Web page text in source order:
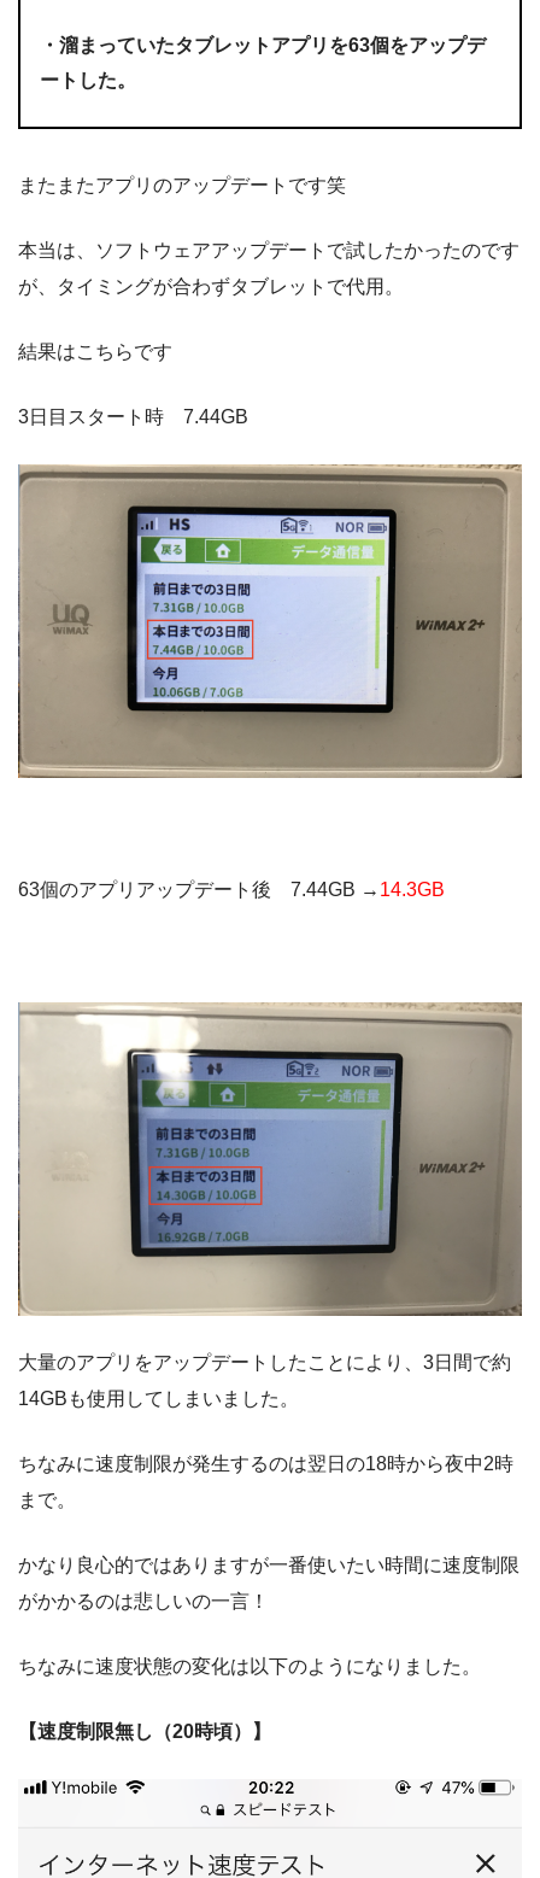
・溜まっていたタブレットアプリを63個をアップデ
ートした。
またまたアプリのアップデートです笑
本当は、ソフトウェアアップデートで試したかったのです
が、タイミングが合わずタブレットで代用。
結果はこちらです
3日目スタート時 7.44GB
63個のアプリアップデート後 7.44GB → 14.3GB
大量のアプリをアップデートしたことにより、3日間で約
14GBも使用してしまいました。
ちなみに速度制限が発生するのは翌日の18時から夜中2時
まで。
かなり良心的ではありますが一番使いたい時間に速度制限
がかかるのは悲しいの一言！
ちなみに速度状態の変化は以下のようになりました。
【速度制限無し（20時頃）】